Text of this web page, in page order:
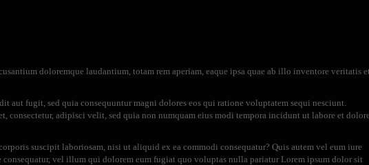
doloremque laudantium, totam rem aperiam, eaque ipsa quae ab illo inventore veritatis
aut fugit, sed quia consequuntur magni dolores eos qui ratione voluptatem sequi nesciunt.
consectetur, adipisci velit, sed quia non numquam eius modi tempora incidunt ut labore et
suscipit laboriosam, nisi ut aliquid ex ea commodi consequatur? Quis autem vel eum iure
vel illum qui dolorem eum fugiat quo voluptas nulla pariatur Lorem ipsum dolor sit